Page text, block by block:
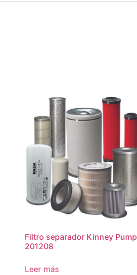
Filtro separador Kinney Pump
201208
Leer más